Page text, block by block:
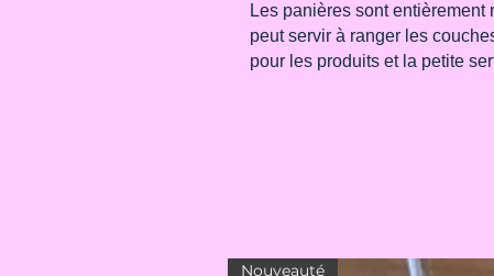
Les panières sont
peut servir à ranger les
pour les produits et la petite
Nouveauté